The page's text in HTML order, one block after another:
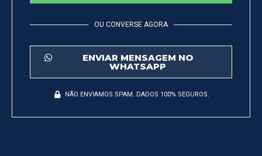
OU CONVERSE AGORA
ENVIAR MENSAGEM NO
WHATSAPP
NÃO ENVIAMOS SPAM. DADOS 100% SEGUROS.